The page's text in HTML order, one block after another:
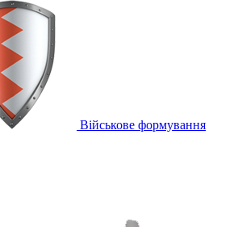
Військове формування